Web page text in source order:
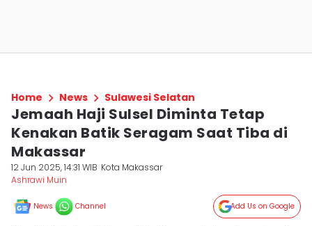
Home News Sulawesi Selatan
Jemaah Haji Sulsel Diminta Tetap
Kenakan Batik Seragam Saat Tiba di
Makassar
12 Jun 2025, 14:31 WIB Kota Makassar
Ashrawi Muin
News Channel Add Us on Google